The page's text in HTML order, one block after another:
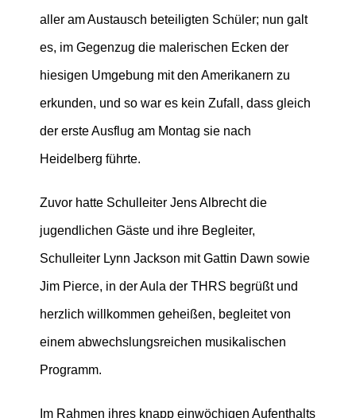
aller am Austausch beteiligten Schüler; nun galt
es, im Gegenzug die malerischen Ecken der
hiesigen Umgebung mit den Amerikanern zu
erkunden, und so war es kein Zufall, dass gleich
der erste Ausflug am Montag sie nach
Heidelberg führte.
Zuvor hatte Schulleiter Jens Albrecht die
jugendlichen Gäste und ihre Begleiter,
Schulleiter Lynn Jackson mit Gattin Dawn sowie
Jim Pierce, in der Aula der THRS begrüßt und
herzlich willkommen geheißen, begleitet von
einem abwechslungsreichen musikalischen
Programm.
Im Rahmen ihres knapp einwöchigen Aufenthalts